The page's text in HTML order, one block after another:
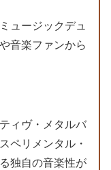
ュージックデュ
音楽ファンから
ィヴ・メタルバ
ペリメンタル・
独自の音楽性が